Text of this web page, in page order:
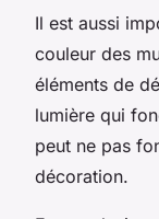
Il est aussi
couleur des
éléments de
lumière qui
peut ne pas
décoration.